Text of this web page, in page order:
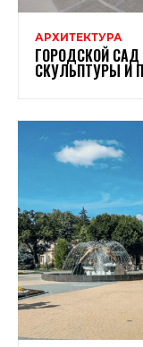
АРХИТЕКТУРА
ГОРОДСКОЙ САД
СКУЛЬПТУРЫ И